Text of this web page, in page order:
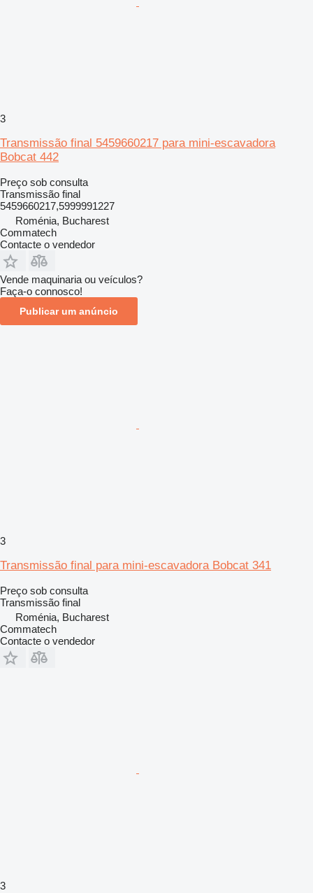
3
Transmissão final 5459660217 para mini-escavadora
Bobcat 442
Preço sob consulta
Transmissão final
5459660217,5999991227
Roménia, Bucharest
Commatech
Contacte o vendedor
Vende maquinaria ou veículos?
Faça-o connosco!
Publicar um anúncio
3
Transmissão final para mini-escavadora Bobcat 341
Preço sob consulta
Transmissão final
Roménia, Bucharest
Commatech
Contacte o vendedor
3